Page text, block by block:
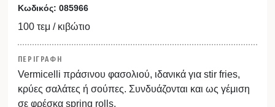
Κωδικός: 085966
100 τεμ / κιβώτιο
ΠΕΡΙΓΡΑΦΗ
Vermicelli πράσινου φασολιού, ιδανικά για stir fries,
κρύες σαλάτες ή σούπες. Συνδυάζονται και ως γέμιση
σε φρέσκα spring rolls.